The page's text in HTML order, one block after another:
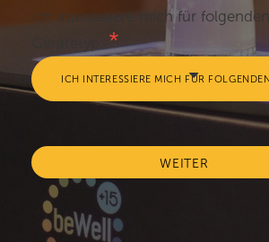
Ich interessiere mich für folgenden
WEITER